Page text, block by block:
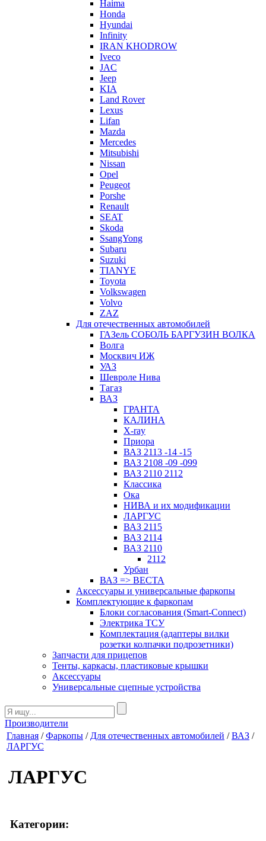
Haima
Honda
Hyundai
Infinity
IRAN KHODROW
Iveco
JAC
Jeep
KIA
Land Rover
Lexus
Lifan
Mazda
Mercedes
Mitsubishi
Nissan
Opel
Peugeot
Porshe
Renault
SEAT
Skoda
SsangYong
Subaru
Suzuki
TIANYE
Toyota
Volkswagen
Volvo
ZAZ
Для отечественных автомобилей
ГАЗель СОБОЛЬ БАРГУЗИН ВОЛКА
Волга
Москвич ИЖ
УАЗ
Шевроле Нива
Тагаз
ВАЗ
ГРАНТА
КАЛИНА
X-ray
Приора
ВАЗ 2113 -14 -15
ВАЗ 2108 -09 -099
ВАЗ 2110 2112
Классика
Ока
НИВА и их модификации
ЛАРГУС
ВАЗ 2115
ВАЗ 2114
ВАЗ 2110
2112
Урбан
ВАЗ => ВЕСТА
Аксессуары и универсальные фаркопы
Комплектующие к фаркопам
Блоки согласования (Smart-Connect)
Электрика ТСУ
Комплектация (адаптеры вилки
розетки колпачки подрозетники)
Запчасти для прицепов
Тенты, каркасы, пластиковые крышки
Аксессуары
Универсальные сцепные устройства
Производители
Главная /Фаркопы / Для отечественных автомобилей /ВАЗ /
ЛАРГУС
ЛАРГУС
Категории: